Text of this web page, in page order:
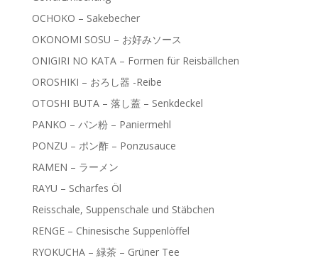
OCHOKO – Sakebecher
OKONOMI SOSU – お好みソース
ONIGIRI NO KATA – Formen für Reisbällchen
OROSHIKI – おろし器 -Reibe
OTOSHI BUTA – 落し蓋 – Senkdeckel
PANKO – パン粉 – Paniermehl
PONZU – ポン酢 – Ponzusauce
RAMEN – ラーメン
RAYU – Scharfes Öl
Reisschale, Suppenschale und Stäbchen
RENGE – Chinesische Suppenlöffel
RYOKUCHA – 緑茶 – Grüner Tee